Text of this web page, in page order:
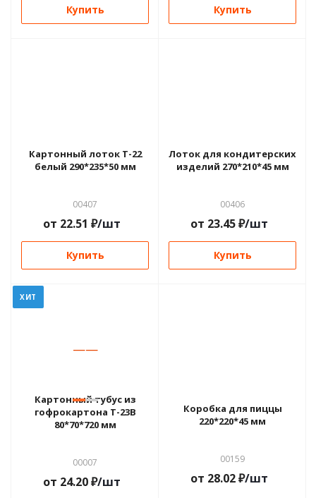
Купить Купить
Картонный лоток Т-22
белый 290*235*50 мм
00407
от 22.51 ₽/шт
Купить
Лоток для кондитерских
изделий 270*210*45 мм
00406
от 23.45₽/шт
Купить
ХИТ
——
Картонный тубус из
гофрокартона Т-23В
80*70*720 мм
00007
от 24.20₽/шт
Коробка для пиццы
220*220*45 мм
00159
от 28.02₽/шт